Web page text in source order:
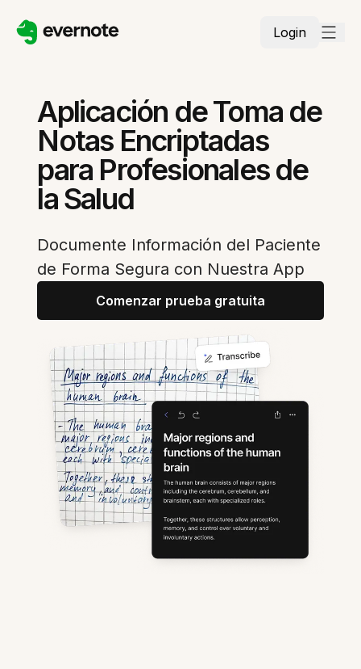
Login
Aplicación de Toma de
Notas Encriptadas
para Profesionales de
la Salud
Documente Información del Paciente
de Forma Segura con Nuestra App
Comenzar prueba gratuita